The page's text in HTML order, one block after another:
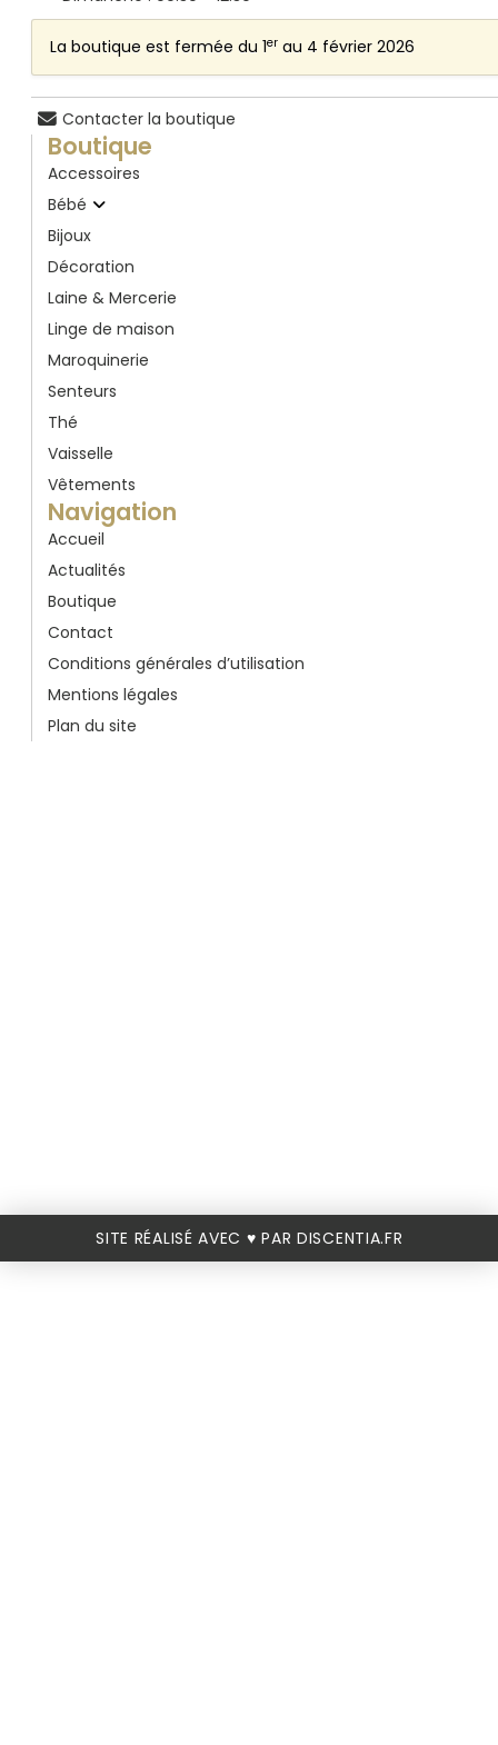
La boutique est fermée du 1er au 4 février 2026
Contacter la boutique
Boutique
Accessoires
Bébé
Bijoux
Décoration
Laine & Mercerie
Linge de maison
Maroquinerie
Senteurs
Thé
Vaisselle
Vêtements
Navigation
Accueil
Actualités
Boutique
Contact
Conditions générales d’utilisation
Mentions légales
Plan du site
SITE RÉALISÉ AVEC ♥️ PAR DISCENTIA.FR